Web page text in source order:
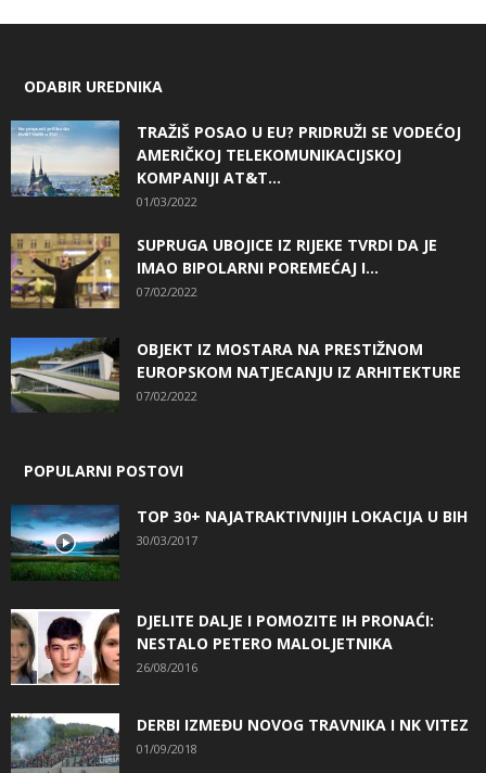
ODABIR UREDNIKA
TRAŽIŠ POSAO U EU? PRIDRUŽI SE VODEĆOJ
AMERIČKOJ TELEKOMUNIKACIJSKOJ
KOMPANIJI AT&T...
01/03/2022
SUPRUGA UBOJICE IZ RIJEKE TVRDI DA JE
IMAO BIPOLARNI POREMEĆAJ I...
07/02/2022
OBJEKT IZ MOSTARA NA PRESTIŽNOM
EUROPSKOM NATJECANJU IZ ARHITEKTURE
07/02/2022
POPULARNI POSTOVI
TOP 30+ NAJATRAKTIVNIJIH LOKACIJA U BIH
30/03/2017
DJELITE DALJE I POMOZITE IH PRONAĆI:
NESTALO PETERO MALOLJETNIKA
26/08/2016
DERBI IZMEĐU NOVOG TRAVNIKA I NK VITEZ
01/09/2018